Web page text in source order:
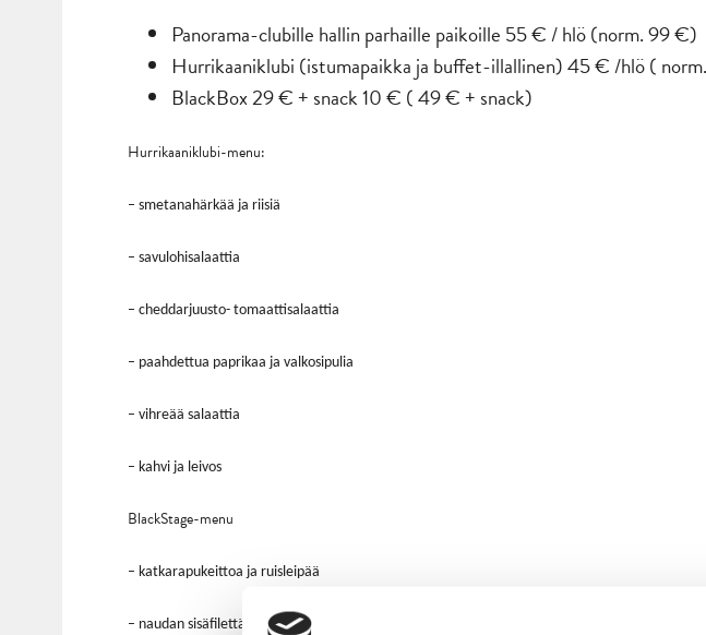
Panorama-clubille hallin parhaille paikoille 55 € / hlö (norm. 99 €)
Hurrikaaniklubi (istumapaikka ja buffet-illallinen) 45 € /hlö (
BlackBox 29 € + snack 10 € ( 49 € + snack)
Hurrikaaniklubi-menu:
– smetanahärkää ja riisiä
– savulohisalaattia
– cheddarjuusto- tomaattisalaattia
– paahdettua paprikaa ja valkosipulia
– vihreää salaattia
– kahvi ja leivos
BlackStage-menu
– katkarapukeittoa ja ruisleipää
– naudan sisäfilettä ja konjakki- pippurikastiketta, valkosipuliperunan ja paahdettujen juuresten